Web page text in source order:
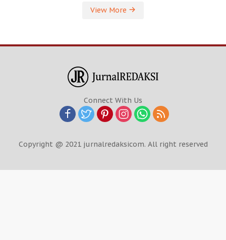
View More
Connect With Us
Copyright @ 2021 jurnalredaksicom. All right reserved